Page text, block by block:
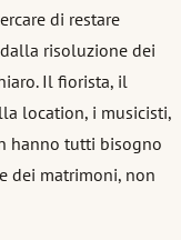
di restare
risoluzione dei
Il fiorista, il
location, i musicisti,
hanno tutti bisogno
dei matrimoni, non